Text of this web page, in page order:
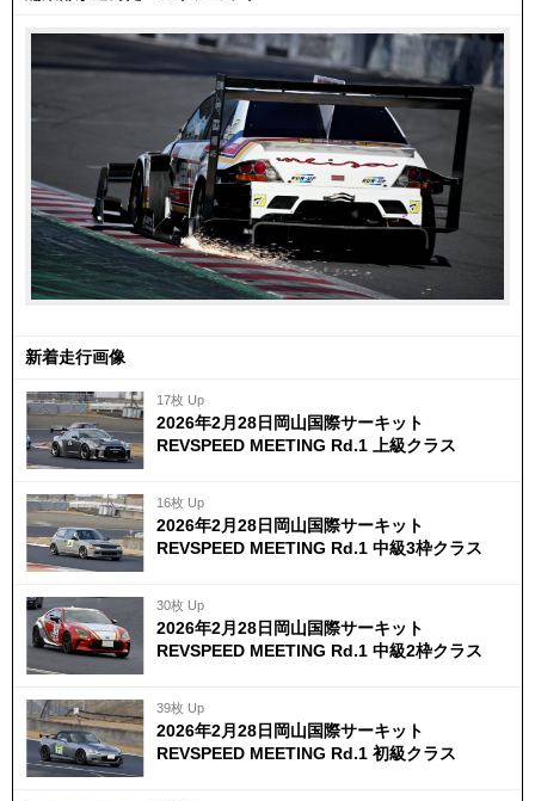
新着走行画像
17枚 Up
2026年2月28日岡山国際サーキット
REVSPEED MEETING Rd.1 上級クラス
16枚 Up
2026年2月28日岡山国際サーキット
REVSPEED MEETING Rd.1 中級3枠クラス
30枚 Up
2026年2月28日岡山国際サーキット
REVSPEED MEETING Rd.1 中級2枠クラス
39枚 Up
2026年2月28日岡山国際サーキット
REVSPEED MEETING Rd.1 初級クラス